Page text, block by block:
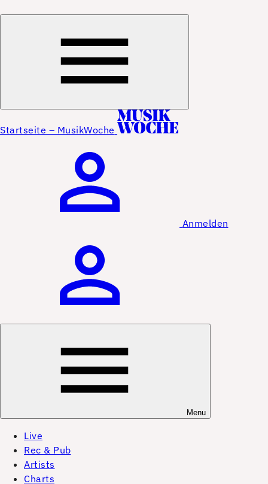
Startseite – MusikWoche
Anmelden
Menu
Live
Rec & Pub
Artists
Charts